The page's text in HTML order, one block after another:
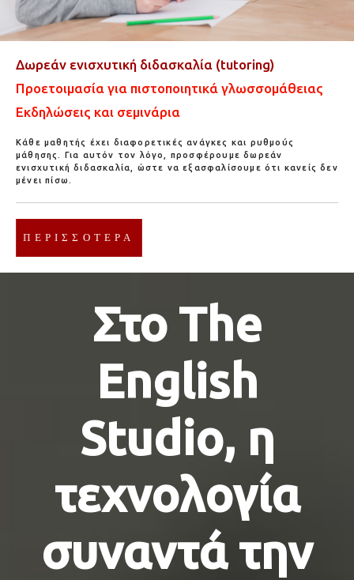
Δωρεάν ενισχυτική διδασκαλία (tutoring)
Προετοιμασία για πιστοποιητικά γλωσσομάθειας
Εκδηλώσεις και σεμινάρια
Κάθε μαθητής έχει διαφορετικές ανάγκες και ρυθμούς
μάθησης. Για αυτόν τον λόγο, προσφέρουμε δωρεάν
ενισχυτική διδασκαλία, ώστε να εξασφαλίσουμε ότι κανείς δεν
μένει πίσω.
ΠΕΡΙΣΣΌΤΕΡΑ
Στο The
English
Studio, η
τεχνολογία
συναντά την